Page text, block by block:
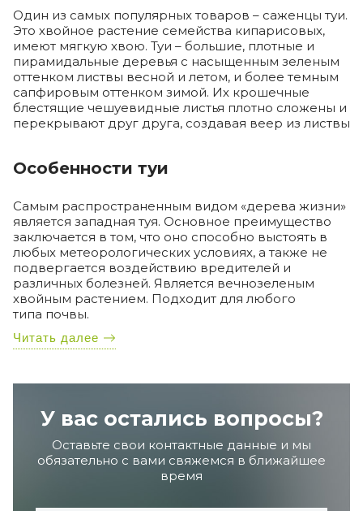
Один из самых популярных товаров – саженцы туи.
Это хвойное растение семейства кипарисовых,
имеют мягкую хвою. Туи – большие, плотные и
пирамидальные деревья с насыщенным зеленым
оттенком листвы весной и летом, и более темным
сапфировым оттенком зимой. Их крошечные
блестящие чешуевидные листья плотно сложены и
перекрывают друг друга, создавая веер из листвы
Особенности туи
Самым распространенным видом «дерева жизни»
является западная туя. Основное преимущество
заключается в том, что оно способно выстоять в
любых метеорологических условиях, а также не
подвергается воздействию вредителей и
различных болезней. Является вечнозеленым
хвойным растением. Подходит для любого
типа почвы.
Читать далее
У вас остались вопросы?
Оставьте свои контактные данные и мы
обязательно с вами свяжемся в ближайшее
время